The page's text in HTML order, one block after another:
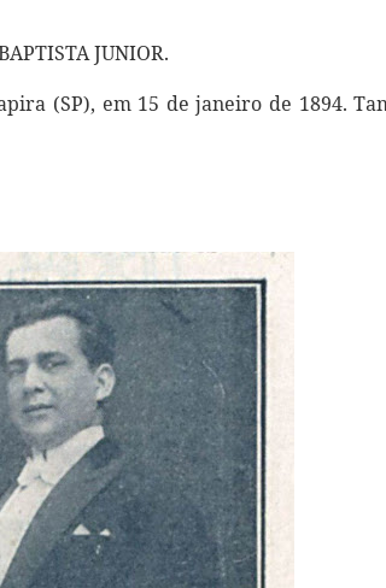
BAPTISTA JUNIOR.
(SP), em 15 de janeiro de 1894.